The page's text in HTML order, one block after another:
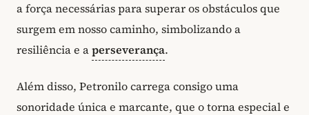
a força necessárias para superar os obstáculos que
surgem em nosso caminho, simbolizando a
resiliência e aperseverança.
Além disso, Petronilo carrega consigo uma
sonoridade única e marcante, que o torna especial e